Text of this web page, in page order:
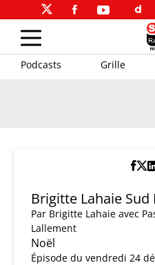
Podcasts Grille
Brigitte Lahaie Sud
Par Brigitte Lahaie avec
Lallement
Noël
Épisode du vendredi 24